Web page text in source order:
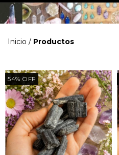
Inicio / Productos
54% OFF